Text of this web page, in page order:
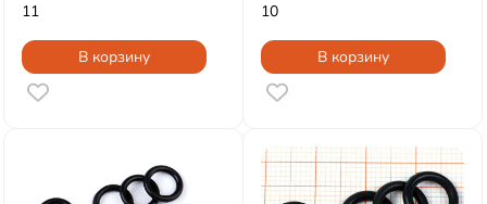
11
В корзину
10
В корзину